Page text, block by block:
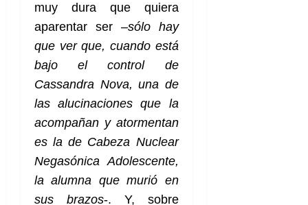
muy dura que quiera
aparentar ser –sólo hay
que ver que, cuando está
bajo el control de
Cassandra Nova, una de
las alucinaciones que la
acompañan y atormentan
es la de Cabeza Nuclear
Negasónica Adolescente,
la alumna que murió en
sus brazos-. Y, sobre